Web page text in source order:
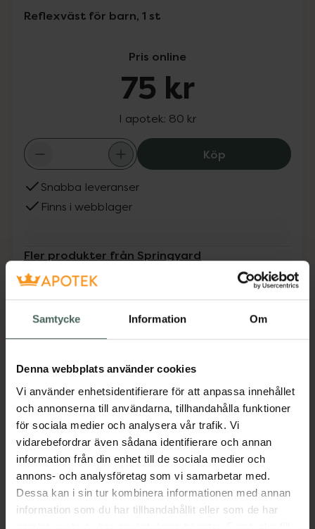
Samtycke Information Om
Denna webbplats använder cookies
Vi använder enhetsidentifierare för att anpassa innehållet
och annonserna till användarna, tillhandahålla funktioner
för sociala medier och analysera vår trafik. Vi
vidarebefordrar även sådana identifierare och annan
information från din enhet till de sociala medier och
annons- och analysföretag som vi samarbetar med.
Dessa kan i sin tur kombinera informationen med annan
information som du har tillhandahållit eller som de har
samlat in när du har använt deras tjänster. Samtycke till
Reflexväst för barn, 1 st
Pris online
75 kr
I apotek: 80 kr
KöpSpringyard
Snabba leveranser
Finns i webblager
Fler produkter från Springyard
Aktuella erbjudanden
Beskrivning Dölj
promenader eller på cykelturen. Med etikett
för namnmärkning.
Är inte avsedd för lek
Jämförpris 129 kr/st
07393274555233
Kategorier: